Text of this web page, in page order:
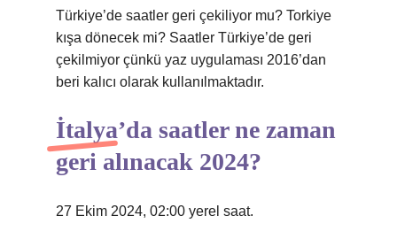
Türkiye’de saatler geri çekiliyor mu? Torkiye
kışa dönecek mi? Saatler Türkiye’de geri
çekilmiyor çünkü yaz uygulaması 2016’dan
beri kalıcı olarak kullanılmaktadır.
İtalya’da saatler ne zaman
geri alınacak 2024?
27 Ekim 2024, 02:00 yerel saat.